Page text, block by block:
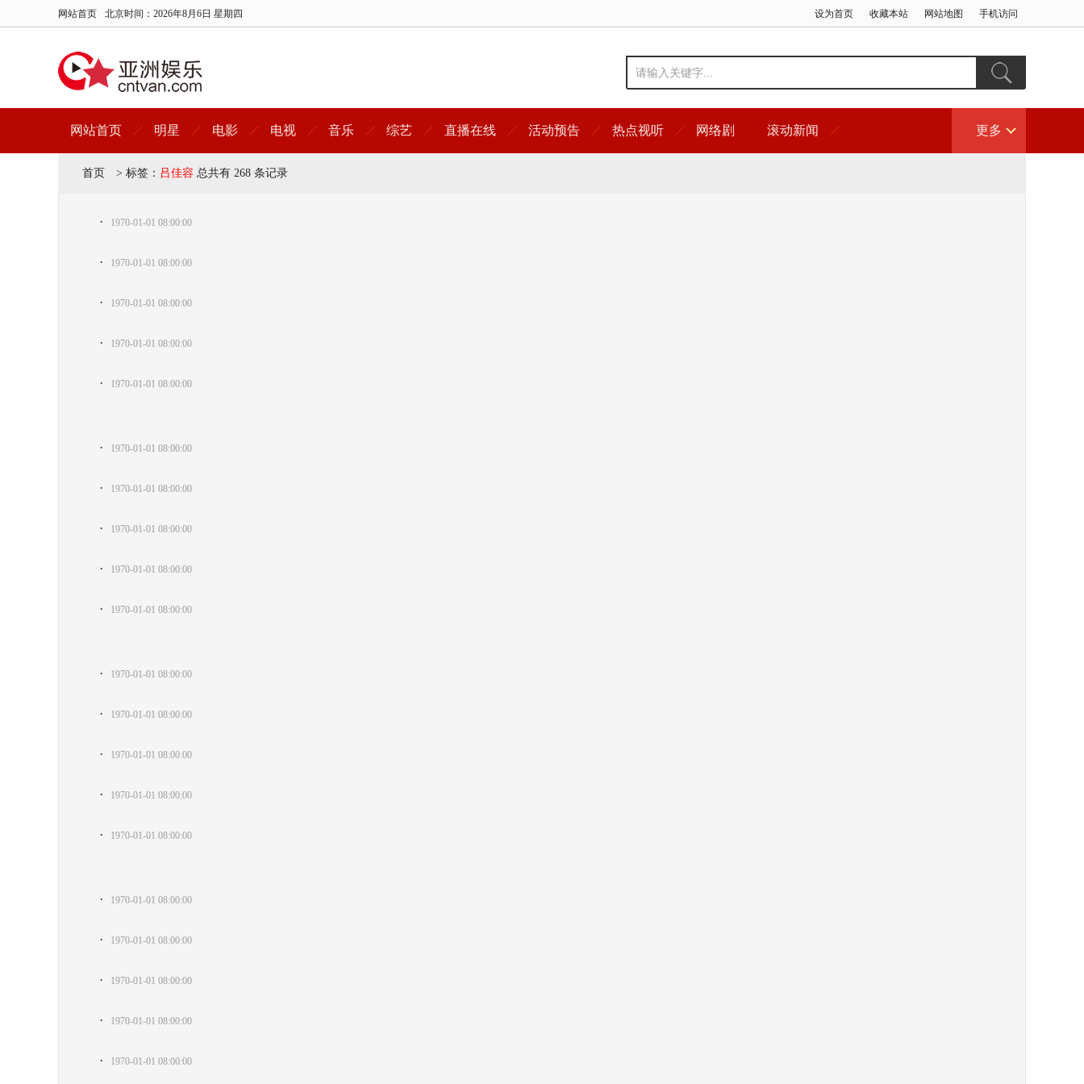
网站首页 北京时间： 2026年8月6日 星期四 设为首页 收藏本站 网站地图 手机访问
网站首页 明星 电影 电视 音乐 综艺 直播在线 活动预告 热点视听 网络剧 滚动新闻 更多
首页 > 标签： 吕佳容 总共有 268 条记录
· 1970-01-01 08:00:00
· 1970-01-01 08:00:00
· 1970-01-01 08:00:00
· 1970-01-01 08:00:00
· 1970-01-01 08:00:00
· 1970-01-01 08:00:00
· 1970-01-01 08:00:00
· 1970-01-01 08:00:00
· 1970-01-01 08:00:00
· 1970-01-01 08:00:00
· 1970-01-01 08:00:00
· 1970-01-01 08:00:00
· 1970-01-01 08:00:00
· 1970-01-01 08:00:00
· 1970-01-01 08:00:00
· 1970-01-01 08:00:00
· 1970-01-01 08:00:00
· 1970-01-01 08:00:00
· 1970-01-01 08:00:00
· 1970-01-01 08:00:00